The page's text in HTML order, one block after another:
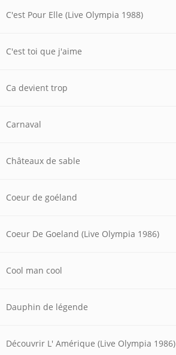
C'est Pour Elle (Live Olympia 1988)
C'est toi que j'aime
Ca devient trop
Carnaval
Châteaux de sable
Coeur de goéland
Coeur De Goeland (Live Olympia 1986)
Cool man cool
Dauphin de légende
Découvrir L' Amérique (Live Olympia 1986)